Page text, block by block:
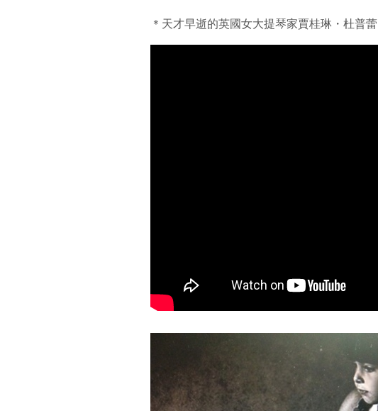
＊天才早逝的英國女大提琴家賈桂琳・杜普蕾